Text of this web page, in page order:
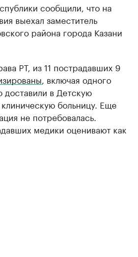
сообщили, что на
выехал заместитель
района города Казани
РТ, из 11 пострадавших 9
, включая одного
доставили в Детскую
больницу. Еще
не потребовалась.
медики оценивают как